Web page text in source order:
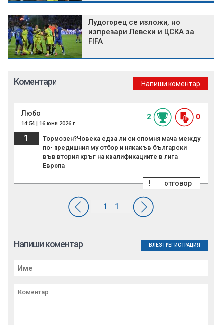
Лудогорец се изложи, но
изпревари Левски и ЦСКА за
FIFA
Коментари Напиши коментар
Любо
14:54 | 16 юни 2026 г.
2 0
1
Тормозен?Човека едва ли си спомня мача между
по- предишния му отбор и някакъв български
във втория кръг на квалификациите в лига
Европа
отговор
!
Напиши коментар ВЛЕЗ РЕГИСТРАЦИЯ